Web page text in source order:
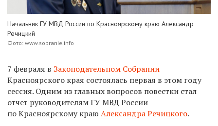
Начальник ГУ МВД России по Красноярскому краю Александр
Речицкий
Фото: www.sobranie.info
7 февраля в Законодательном Собрании
Красноярского края состоялась первая в этом году
сессия. Одним из главных вопросов повестки стал
отчет руководителям ГУ МВД России
по Красноярскому краю Александра Речицкого.